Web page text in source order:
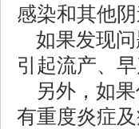
感染和其他
如果发现问
引起流产、早
另外，如果
有重度炎症